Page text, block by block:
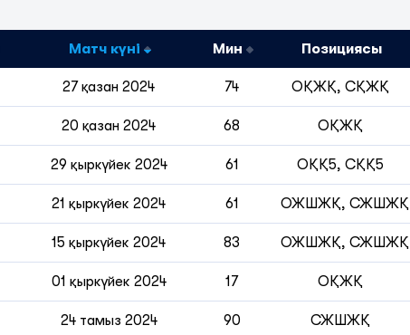
Матч күні Мин Позициясы
27 қазан 2024 74 ОҚЖҚ, СҚЖҚ
20 қазан 2024 68 ОҚЖҚ
29 қыркүйек 2024 61 ОҚҚ5, СҚҚ5
21 қыркүйек 2024 61 ОЖШЖҚ, СЖШЖҚ
15 қыркүйек 2024 83 ОЖШЖҚ, СЖШЖҚ
01 қыркүйек 2024 17 ОҚЖҚ
24 тамыз 2024 90 СЖШЖҚ